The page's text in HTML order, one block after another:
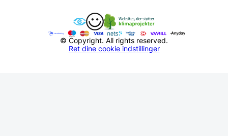
© Copyright. All rights reserved.
Ret dine cookie indstillinger